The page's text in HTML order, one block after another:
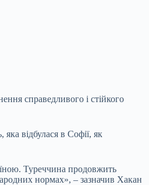
справедливого і стійкого
відбулася в Софії, як
Туреччина продовжить
нормах», – зазначив Хакан